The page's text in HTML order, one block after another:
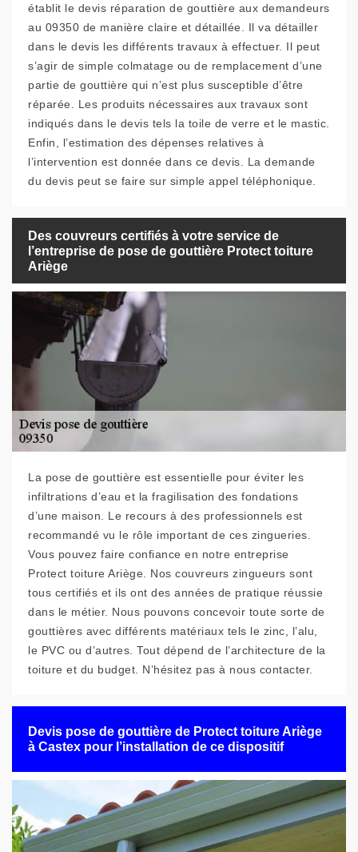
établit le devis réparation de gouttière aux demandeurs
au 09350 de manière claire et détaillée. Il va détailler
dans le devis les différents travaux à effectuer. Il peut
s’agir de simple colmatage ou de remplacement d’une
partie de gouttière qui n’est plus susceptible d’être
réparée. Les produits nécessaires aux travaux sont
indiqués dans le devis tels la toile de verre et le mastic.
Enfin, l’estimation des dépenses relatives à
l’intervention est donnée dans ce devis. La demande
du devis peut se faire sur simple appel téléphonique.
Des couvreurs certifiés à votre service de
l’entreprise de pose de gouttière Protect toiture
Ariège
La pose de gouttière est essentielle pour éviter les
infiltrations d’eau et la fragilisation des fondations
d’une maison. Le recours à des professionnels est
recommandé vu le rôle important de ces zingueries.
Vous pouvez faire confiance en notre entreprise
Protect toiture Ariège. Nos couvreurs zingueurs sont
tous certifiés et ils ont des années de pratique réussie
dans le métier. Nous pouvons concevoir toute sorte de
gouttières avec différents matériaux tels le zinc, l’alu,
le PVC ou d’autres. Tout dépend de l’architecture de la
toiture et du budget. N’hésitez pas à nous contacter.
Devis pose de gouttière de Protect toiture Ariège
à Castex pour l’installation de ce dispositif